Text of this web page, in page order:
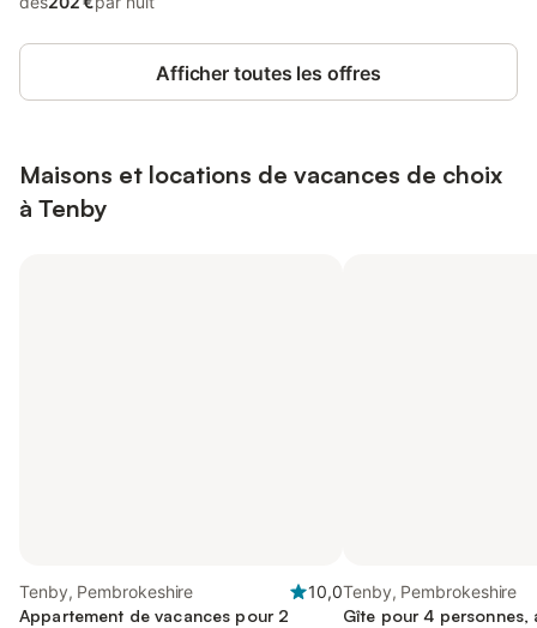
Afficher toutes les offres
Maisons et locations de vacances de choix
à Tenby
Tenby, Pembrokeshire
10,0
Appartement de vacances pour 2
Tenby, Pembrokeshire
Gîte pour 4 personnes,